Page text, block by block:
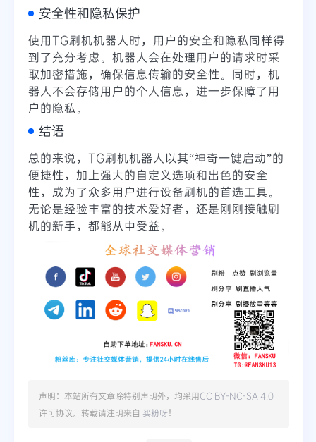
安全性和隐私保护
使用TG刷机机器人时，用户的安全和隐私同样得
到了充分考虑。机器人会在处理用户的请求时采
取加密措施，确保信息传输的安全性。同时，机
器人不会存储用户的个人信息，进一步保障了用
户的隐私。
结语
总的来说，TG刷机机器人以其“神奇一键启动”的
便捷性，加上强大的自定义选项和出色的安全
性，成为了众多用户进行设备刷机的首选工具。
无论是经验丰富的技术爱好者，还是刚刚接触刷
机的新手，都能从中受益。
声明：本站所有文章除特别声明外，均采用CC BY-NC-SA 4.0
许可协议。转载请注明来自 买粉呀！